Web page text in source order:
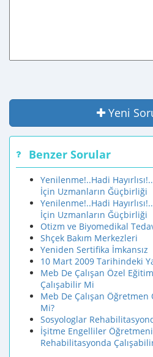
Yeni
Benzer Sorular
Yenilenme!..Hadi
İçin Uzmanların Ğüçbirliği
Yenilenme!..Hadi
İçin Uzmanların Ğüçbirliği
Otizm ve Biyomedikal
Shçek Bakım Merkezleri
Yeniden Sertifika İmkansız
10 Mart 2009 Tarihindeki
Meb De Çalışan Özel
Çalışabilir Mi
Meb De Çalışan
Mi?
Sosyologlar
İşitme Engelliler
Rehabilitasyonda